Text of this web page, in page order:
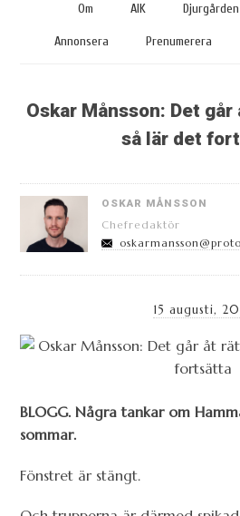
Om AIK Djurgården
Annonsera Prenumerera
Oskar Månsson: Det
så lär det
OSKAR MÅNSSON
Chefredaktör
15 augusti,
BLOGG. Några tankar om
sommar.
Fönstret är stängt.